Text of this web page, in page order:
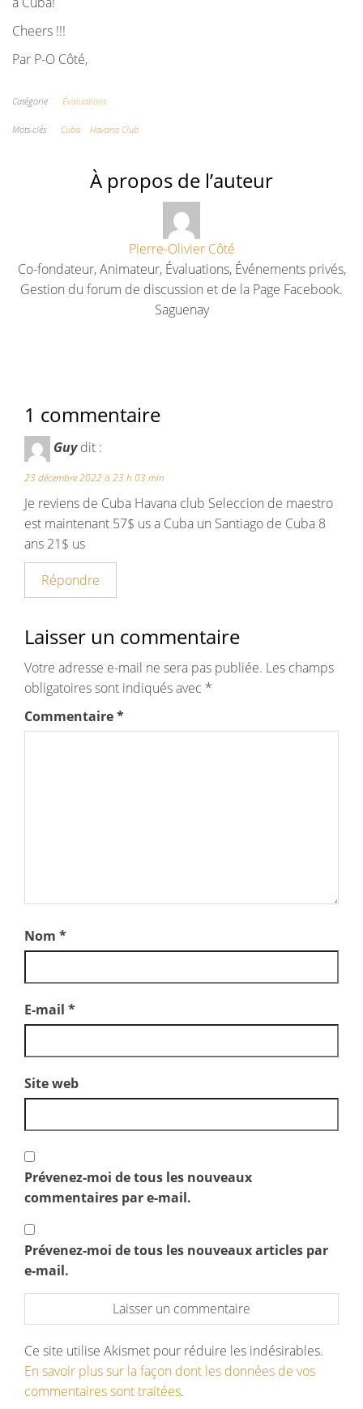
Cheers !!!
Par P-O Côté,
Catégorie Évaluations
Mots-clés Cuba Havana Club
À propos de l’auteur
Pierre-Olivier Côté
Co-fondateur, Animateur, Évaluations, Événements privés,
Gestion du forum de discussion et de la Page Facebook.
Saguenay
1 commentaire
Guy dit :
23 décembre 2022 à 23 h 03 min
Je reviens de Cuba Havana club Seleccion de maestro
est maintenant 57$ us a Cuba un Santiago de Cuba 8
ans 21$ us
Répondre
Laisser un commentaire
Votre adresse e-mail ne sera pas publiée. Les champs
obligatoires sont indiqués avec *
Commentaire*
Nom *
E-mail *
Site web
Prévenez-moi de tous les nouveaux
commentaires par e-mail.
Prévenez-moi de tous les nouveaux articles par
e-mail.
Ce site utilise Akismet pour réduire les indésirables.
En savoir plus sur la façon dont les données de vos
commentaires sont traitées.